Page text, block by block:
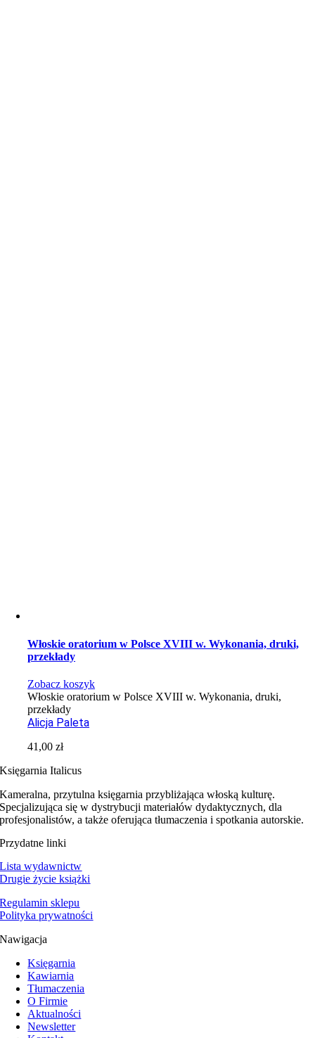
Włoskie oratorium w Polsce XVIII w. Wykonania, druki,
przekłady
Zobacz koszyk
Włoskie oratorium w Polsce XVIII w. Wykonania, druki,
przekłady
Alicja Paleta
41,00zł
Księgarnia Italicus
Kameralna, przytulna księgarnia przybliżająca włoską kulturę.
Specjalizująca się w dystrybucji materiałów dydaktycznych, dla
profesjonalistów, a także oferująca tłumaczenia i spotkania autorskie.
Przydatne linki
Lista wydawnictw
Drugie życie książki
Regulamin sklepu
Polityka prywatności
Nawigacja
Księgarnia
Kawiarnia
Tłumaczenia
O Firmie
Aktualności
Newsletter